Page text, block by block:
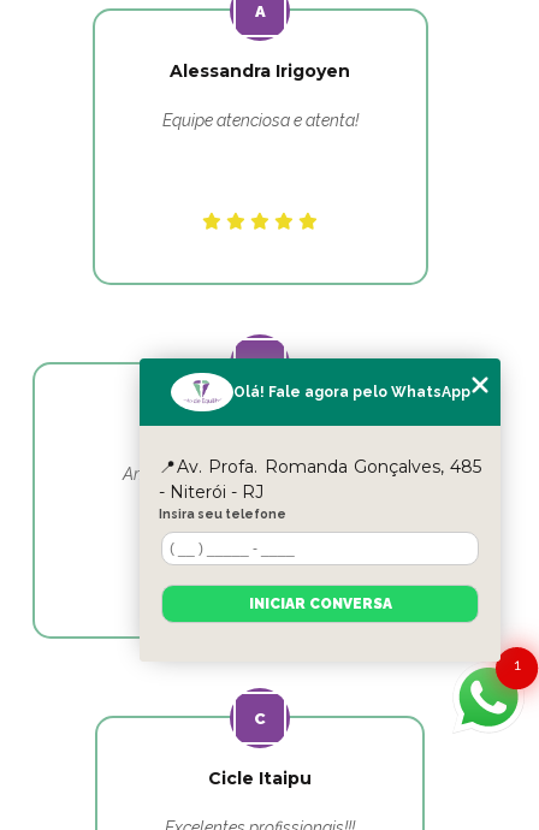
Alessandra Irigoyen
Equipe atenciosa e atenta!
Yasmin Moura
Amo esse lugar e as profissionais em
fisioterapia as melhores
Cicle Itaipu
1
Olá! Fale agora pelo WhatsApp
📍Av. Profa. Romanda Gonçalves, 485
- Niterói - RJ
Insira seu telefone
INICIAR CONVERSA